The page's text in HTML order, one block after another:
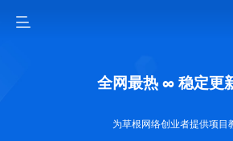
全网最热 ∞ 稳定更
为草根网络创业者提供项目